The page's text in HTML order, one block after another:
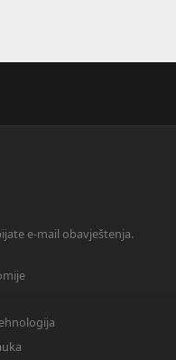
e-mail obavještenja.